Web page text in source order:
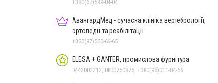
+380(67)599-04-04
АвангардМед - сучасна клініка вертебрології,
ортопедії та реабілітації
+380(97)560-65-65
ELESA + GANTER, промислова фурнітура
0443002212, 0800750875, +380(98)011-84-55